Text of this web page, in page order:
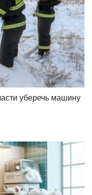
уберечь машину